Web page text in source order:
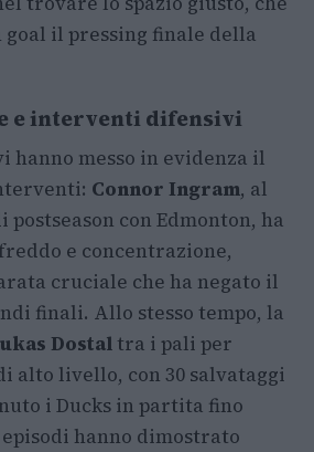
il pressing finale della
e interventi difensivi
hanno messo in evidenza il
Connor Ingram, al
postseason con Edmonton, ha
e concentrazione,
cruciale che ha negato il
finali. Allo stesso tempo, la
Dostal tra i pali per
alto livello, con 30 salvataggi
i Ducks in partita fino
hanno dimostrato